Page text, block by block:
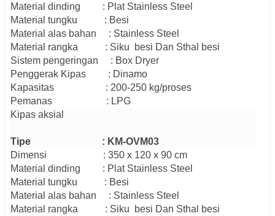
Material dinding : Plat Stainless Steel
Material tungku : Besi
Material alas bahan : Stainless Steel
Material rangka
: Siku besi Dan Sthal besi
Sistem pengeringan : Box Dryer
Penggerak Kipas : Dinamo
Kapasitas
: 200-250 kg/proses
Pemanas : LPG
Kipas aksial
Tipe : KM-OVM03
Dimensi
: 350 x 120 x 90 cm
Material dinding : Plat Stainless Steel
Material tungku : Besi
Material alas bahan : Stainless Steel
Material rangka
: Siku besi Dan Sthal besi